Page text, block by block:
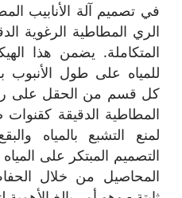
في تصميم آلة الأنابيب
الري المطاطية الرغوية
المتكاملة. يضمن هذا
للمياه على طول
كل قسم من الحقل على
المطاطية الدقيقة
لمنع التشبع بالمياه
التصميم المبتكر على
المحاصيل من خلال